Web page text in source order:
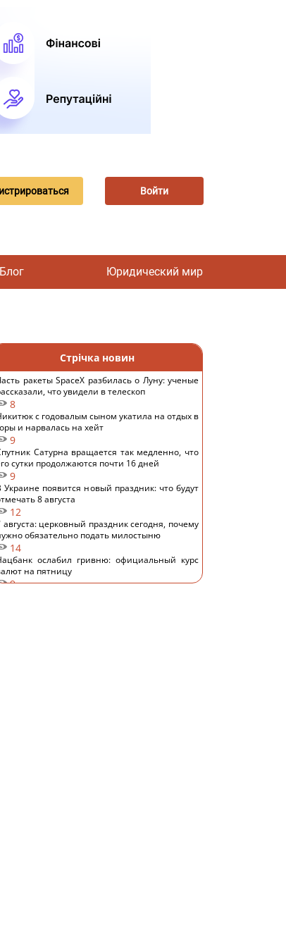
Войти
Блог Юридический мир
Стрічка новин
ракеты SpaceX разбилась о Луну: ученые
что увидели в телескоп
8
с годовалым сыном укатила на отдых в
и нарвалась на хейт
9
Сатурна вращается так медленно, что
сутки продолжаются почти 16 дней
9
Украине появится новый праздник: что будут
8 августа
12
августа: церковный праздник сегодня, почему
обязательно подать милостыню
14
ослабил гривню: официальный курс
на пятницу
9